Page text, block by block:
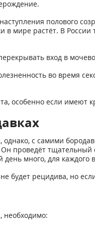
полового
в мире растёт. В
вход в
во время
особенно если имеют
с самими
Он проведёт
много, для
будет рецидива, но
необходимо: